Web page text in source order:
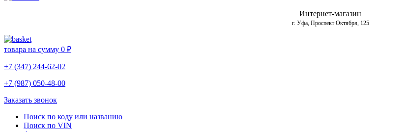
Интернет-магазин
г. Уфа, Проспект Октября, 125
товара на сумму 0 ₽
+7 (347) 244-62-02
+7 (987) 050-48-00
Заказать звонок
Поиск по коду или названию
Поиск по VIN